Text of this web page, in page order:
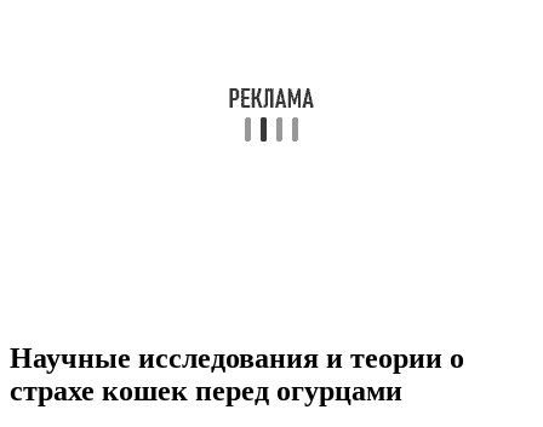
Научные исследования и теории о
страхе кошек перед огурцами